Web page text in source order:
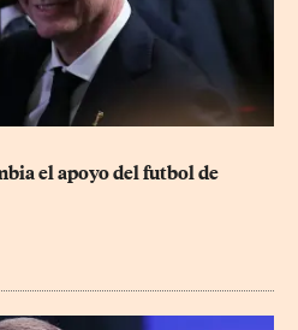
el apoyo del futbol de